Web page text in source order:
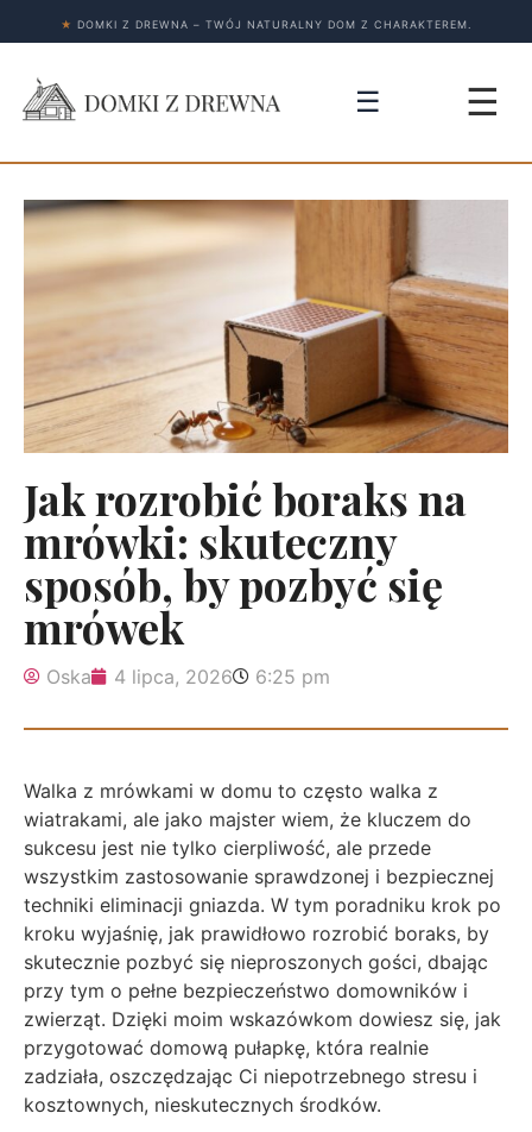
★ DOMKI Z DREWNA – TWÓJ NATURALNY DOM Z CHARAKTEREM.
☰ ☰
Jak rozrobić boraks na
mrówki: skuteczny
sposób, by pozbyć się
mrówek
Oska 4 lipca, 2026 6:25 pm
Walka z mrówkami w domu to często walka z
wiatrakami, ale jako majster wiem, że kluczem do
sukcesu jest nie tylko cierpliwość, ale przede
wszystkim zastosowanie sprawdzonej i bezpiecznej
techniki eliminacji gniazda. W tym poradniku krok po
kroku wyjaśnię, jak prawidłowo rozrobić boraks, by
skutecznie pozbyć się nieproszonych gości, dbając
przy tym o pełne bezpieczeństwo domowników i
zwierząt. Dzięki moim wskazówkom dowiesz się, jak
przygotować domową pułapkę, która realnie
zadziała, oszczędzając Ci niepotrzebnego stresu i
kosztownych, nieskutecznych środków.